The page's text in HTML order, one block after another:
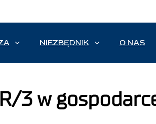
NIEZBĘDNIK O NAS
3 w